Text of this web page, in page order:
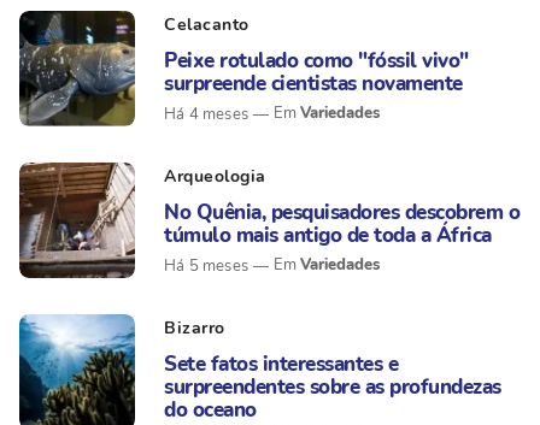
Celacanto
Peixe rotulado como "fóssil vivo"
surpreende cientistas novamente
Há 4 meses Variedades
Arqueologia
No Quênia, pesquisadores descobrem o
túmulo mais antigo de toda a África
Há 5 meses Variedades
Bizarro
Sete fatos interessantes e
surpreendentes sobre as profundezas
do oceano